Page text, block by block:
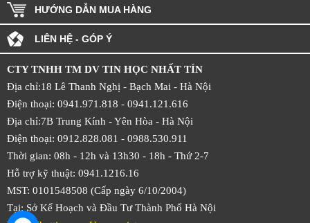
HƯỚNG DẪN MUA HÀNG
LIÊN HỆ - GÓP Ý
CTY TNHH TM DV TIN HỌC NHẤT TÍN
Địa chỉ:18 Lê Thanh Nghị - Bạch Mai - Hà Nội
Điện thoại: 0941.971.818 - 0941.121.616
Địa chỉ:7B Trung Kính - Yên Hòa - Hà Nội
Điện thoại: 0912.828.081 - 0988.530.911
Thời gian: 08h - 12h và 13h30 - 18h - Thứ 2-7
Hỗ trợ kỹ thuật: 0941.1216.16
MST: 0101548508 (Cấp ngày 6/10/2004)
Tại: Sở Kế Hoạch và Đầu Tư Thành Phố Hà Nội